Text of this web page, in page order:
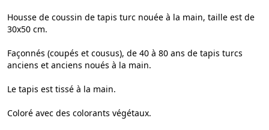
Housse de coussin de tapis turc nouée à la main, taille est de
30x50 cm.
Façonnés (coupés et cousus), de 40 à 80 ans de tapis turcs
anciens et anciens noués à la main.
Le tapis est tissé à la main.
Coloré avec des colorants végétaux.